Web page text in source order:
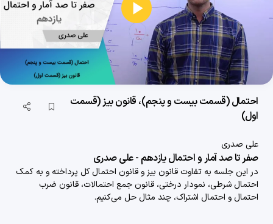
پخش
ویدیو
احتمال (قسمت بیست و پنجم)، قانون بیز (قسمت
اول)
علی صدری
صفر تا صد آمار و احتمال یازدهم - علی صدری
در این جلسه به تفاوت قانون بیز و قانون احتمال کل پرداخته و به کمک
احتمال شرطی، نمودار درختی، قانون جمع احتمالات، قانون ضرب
احتمال و احتمال اشتراک، چند مثال حل می‌کنیم.
1403/11/29
احتمال (قسمت هفدهم)، احتمال شرطی (قسمت سوم)
31 دقیقه
احتمال (قسمت هجدهم)، احتمال شرطی (قسمت چهارم)
27 دقیقه 1403/11/29
36 دقیقه
احتمال (قسمت بیستم)، احتمال شرطی (قسمت ششم)
40 دقیقه